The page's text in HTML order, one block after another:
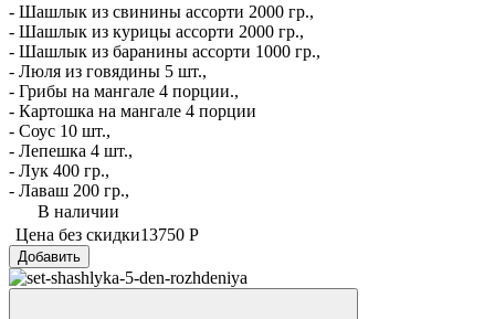
- Шашлык из свинины ассорти 2000 гр.,
- Шашлык из курицы ассорти 2000 гр.,
- Шашлык из баранины ассорти 1000 гр.,
- Люля из говядины 5 шт.,
- Грибы на мангале 4 порции.,
- Картошка на мангале 4 порции
- Соус 10 шт.,
- Лепешка 4 шт.,
- Лук 400 гр.,
- Лаваш 200 гр.,
В наличии
Цена без скидки13750 Р
Добавить